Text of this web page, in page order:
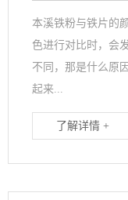
本溪铁粉与铁片的
色进行对比时，会
不同，那是什么原
起来...
了解详情 +